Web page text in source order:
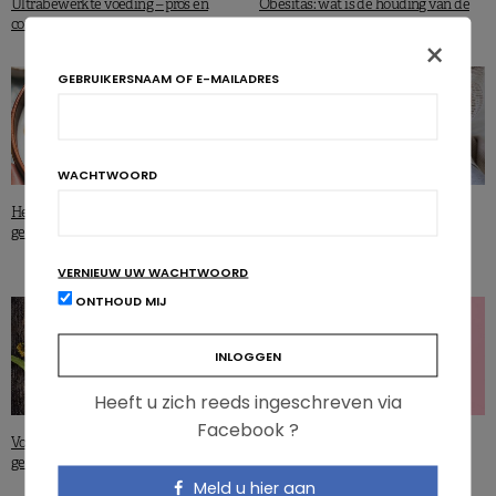
contra’s
voedingsindustrie?
Helpen voedingsvezels echt om
gewicht te verliezen?
Voedingssupplementen en
gewichtsverlies. Veilig? Efficiënt?
WETENSCHAP & NEWS
Hypnose, een hulpmiddel in de
aanpak van obesitas?
×
GEBRUIKERSNAAM OF E-MAILADRES
WACHTWOORD
VERNIEUW UW WACHTWOORD
ONTHOUD MIJ
Heeft u zich reeds ingeschreven via
Facebook ?
Meld u hier aan